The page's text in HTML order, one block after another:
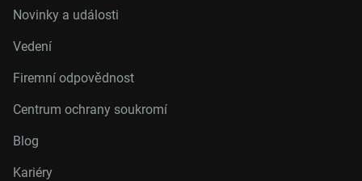
Novinky a události
Vedení
Firemní odpovědnost
Centrum ochrany soukromí
Blog
Kariéry